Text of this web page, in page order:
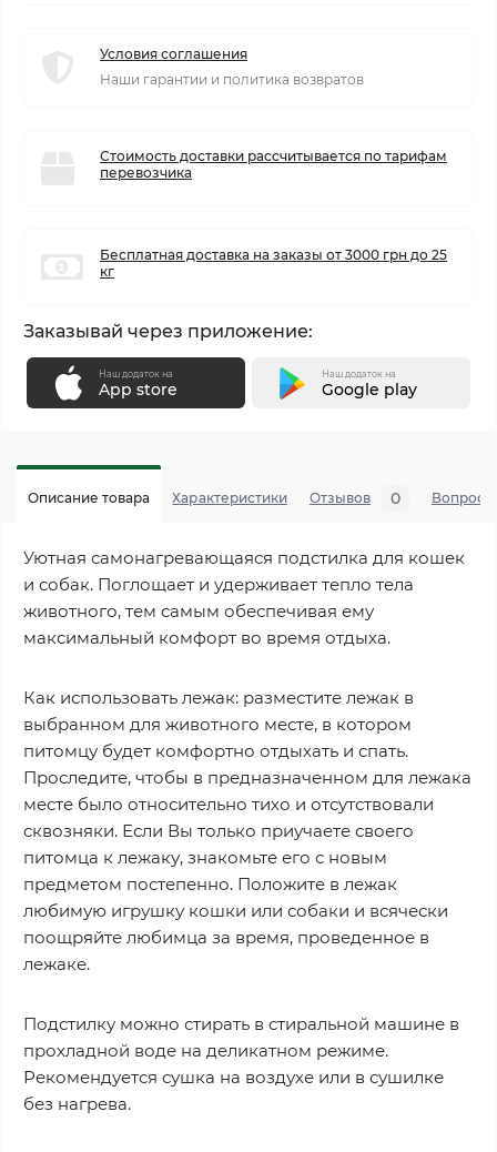
Условия соглашения
Наши гарантии и политика возвратов
Стоимость доставки рассчитывается по тарифам
перевозчика
Бесплатная доставка на заказы от 3000 грн до 25
кг
Заказывай через приложение:
Наш додаток на
App store
Наш додаток на
Google play
Описание товара Характеристики Отзывов 0 Вопросы
Уютная самонагревающаяся подстилка для кошек
и собак. Поглощает и удерживает тепло тела
животного, тем самым обеспечивая ему
максимальный комфорт во время отдыха.
Как использовать лежак: разместите лежак в
выбранном для животного месте, в котором
питомцу будет комфортно отдыхать и спать.
Проследите, чтобы в предназначенном для лежака
месте было относительно тихо и отсутствовали
сквозняки. Если Вы только приучаете своего
питомца к лежаку, знакомьте его с новым
предметом постепенно. Положите в лежак
любимую игрушку кошки или собаки и всячески
поощряйте любимца за время, проведенное в
лежаке.
Подстилку можно стирать в стиральной машине в
прохладной воде на деликатном режиме.
Рекомендуется сушка на воздухе или в сушилке
без нагрева.